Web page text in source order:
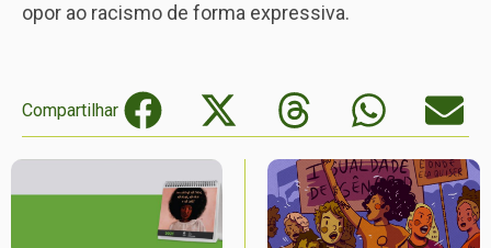
opor ao racismo de forma expressiva.
Compartilhar